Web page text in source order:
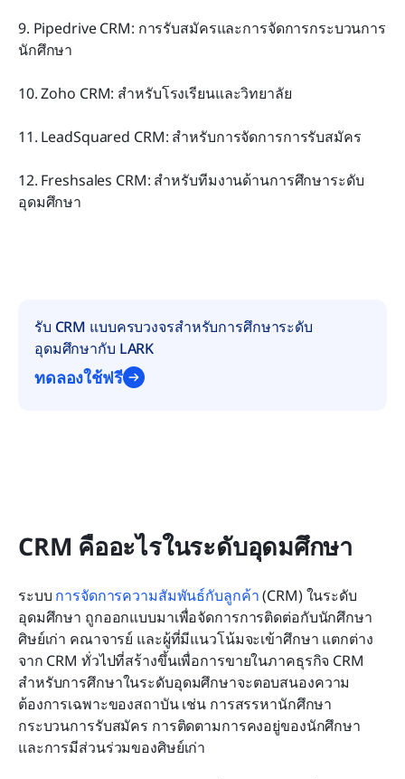
9. Pipedrive CRM: การรับสมัครและการจัดการกระบวนการ
นักศึกษา
10. Zoho CRM: สำหรับโรงเรียนและวิทยาลัย
11. LeadSquared CRM: สำหรับการจัดการการรับสมัคร
12. Freshsales CRM: สำหรับทีมงานด้านการศึกษาระดับ
อุดมศึกษา
รับ CRM แบบครบวงจรสำหรับการศึกษาระดับ
อุดมศึกษากับ LARK
ทดลองใช้ฟรี
CRM คืออะไรในระดับอุดมศึกษา
ระบบ การจัดการความสัมพันธ์กับลูกค้า (CRM) ในระดับ
อุดมศึกษา ถูกออกแบบมาเพื่อจัดการการติดต่อกับนักศึกษา
ศิษย์เก่า คณาจารย์ และผู้ที่มีแนวโน้มจะเข้าศึกษา แตกต่าง
จาก CRM ทั่วไปที่สร้างขึ้นเพื่อการขายในภาคธุรกิจ CRM
สำหรับการศึกษาในระดับอุดมศึกษาจะตอบสนองความ
ต้องการเฉพาะของสถาบัน เช่น การสรรหานักศึกษา
กระบวนการรับสมัคร การติดตามการคงอยู่ของนักศึกษา
และการมีส่วนร่วมของศิษย์เก่า